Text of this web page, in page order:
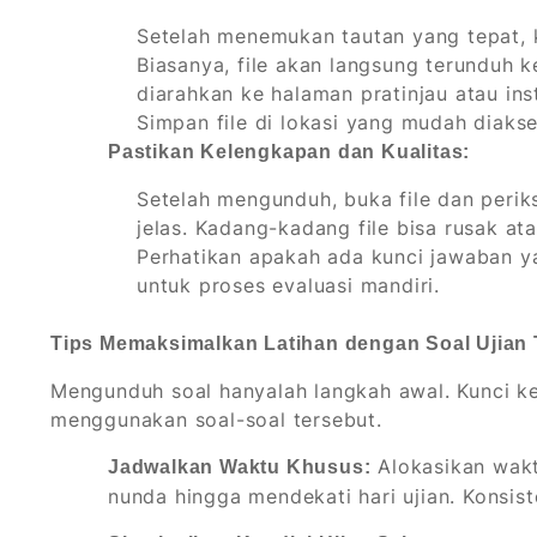
Setelah menemukan tautan yang
Biasanya, file akan langsung terunduh
diarahkan ke halaman pratinjau atau
Simpan file di lokasi yang mudah
Pastikan Kelengkapan dan Kualitas:
Setelah mengunduh, buka file dan
jelas. Kadang-kadang file bisa rusak
Perhatikan apakah ada kunci jawaban
untuk proses evaluasi mandiri.
Tips Memaksimalkan Latihan dengan Soal Ujian
Mengunduh soal hanyalah langkah awal. Kunci
menggunakan soal-soal tersebut.
Jadwalkan Waktu Khusus: Alokasikan
nunda hingga mendekati hari ujian.